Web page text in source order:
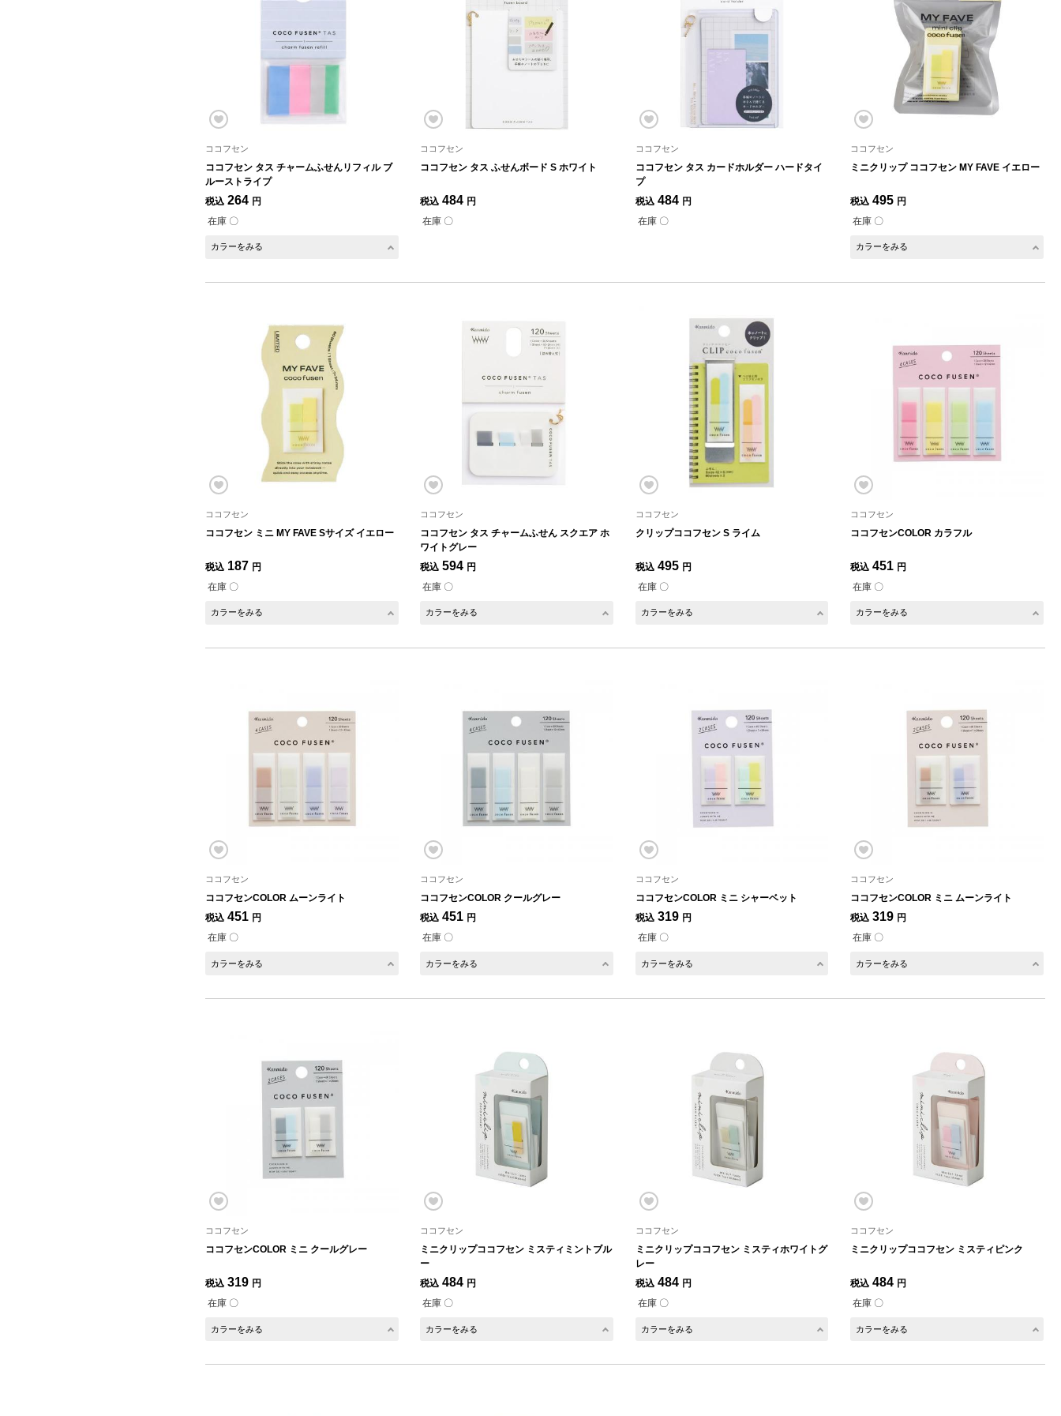
ココフセン
ココフセン タス チャームふせんリフィル ブ
ルーストライプ
税込 264 円
在庫 〇
カラーをみる
ココフセン
ココフセン タス ふせんボード S ホワイト
税込 484 円
在庫 〇
ココフセン
ココフセン タス カードホルダー ハードタイ
プ
税込 484 円
在庫 〇
ココフセン
ミニクリップ ココフセン MY FAVE イエロー
税込 495 円
在庫 〇
カラーをみる
ココフセン
ココフセン ミニ MY FAVE Sサイズ イエロー
税込 187 円
在庫 〇
カラーをみる
ココフセン
ココフセン タス チャームふせん スクエア ホ
ワイトグレー
税込 594 円
在庫 〇
カラーをみる
ココフセン
クリップココフセン S ライム
税込 495 円
在庫 〇
カラーをみる
ココフセン
ココフセンCOLOR カラフル
税込 451 円
在庫 〇
カラーをみる
ココフセン
ココフセンCOLOR ムーンライト
税込 451 円
在庫 〇
カラーをみる
ココフセン
ココフセンCOLOR クールグレー
税込 451 円
在庫 〇
カラーをみる
ココフセン
ココフセンCOLOR ミニ シャーベット
税込 319 円
在庫 〇
カラーをみる
ココフセン
ココフセンCOLOR ミニ ムーンライト
税込 319 円
在庫 〇
カラーをみる
ココフセン
ココフセンCOLOR ミニ クールグレー
税込 319 円
在庫 〇
カラーをみる
ココフセン
ミニクリップココフセン ミスティミントブル
ー
税込 484 円
在庫 〇
カラーをみる
ココフセン
ミニクリップココフセン ミスティホワイトグ
レー
税込 484 円
在庫 〇
カラーをみる
ココフセン
ミニクリップココフセン ミスティピンク
税込 484 円
在庫 〇
カラーをみる